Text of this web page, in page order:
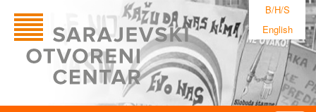
B/H/S
English